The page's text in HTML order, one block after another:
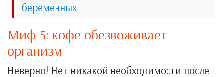
беременных
Миф 5: кофе обезвоживает
организм
Неверно! Нет никакой необходимости после